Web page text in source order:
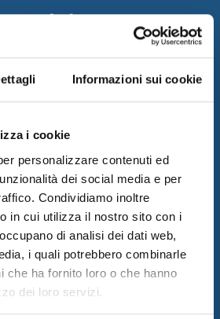
Informazioni sui cookie
i cookie
personalizzare contenuti ed
dei social media e per
Condividiamo inoltre
in cui utilizza il nostro sito con i
di analisi dei dati web,
i quali potrebbero combinarle
che ha fornito loro o che hanno
dei loro servizi.
dei propri clienti grazie ad un team di
valore.
di ECML PKDD 2026
nel QA & Testing
Stelle del Sud 2026" di Il Sole 24